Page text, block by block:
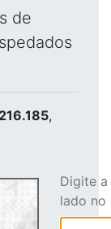
de
,
Digite
lado no